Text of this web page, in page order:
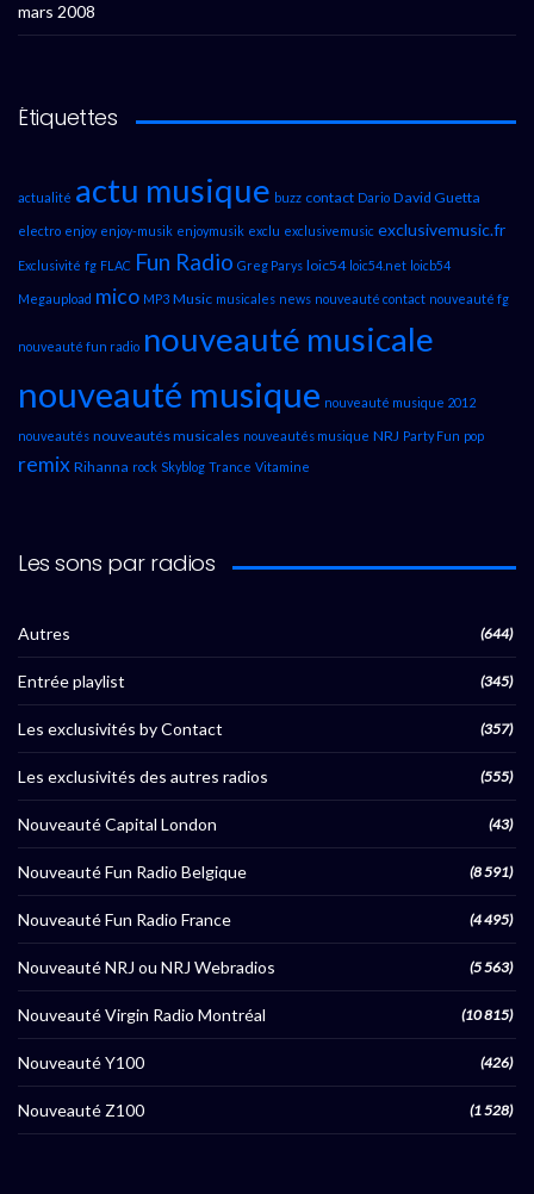
mars 2008
Étiquettes
actualité actu musique buzz contact Dario David Guetta
electro enjoy enjoy-musik enjoymusik exclu exclusivemusic exclusivemusic.fr
Exclusivité fg FLAC Fun Radio Greg Parys loic54 loic54.net loicb54
Megaupload mico MP3 Music musicales news nouveauté contact nouveauté fg
nouveauté fun radio nouveauté musicale
nouveauté musique nouveauté musique 2012
nouveautés nouveautés musicales nouveautés musique NRJ Party Fun pop
remix Rihanna rock Skyblog Trance Vitamine
Les sons par radios
Autres (644)
Entrée playlist (345)
Les exclusivités by Contact (357)
Les exclusivités des autres radios (555)
Nouveauté Capital London (43)
Nouveauté Fun Radio Belgique (8 591)
Nouveauté Fun Radio France (4 495)
Nouveauté NRJ ou NRJ Webradios (5 563)
Nouveauté Virgin Radio Montréal (10 815)
Nouveauté Y100 (426)
Nouveauté Z100 (1 528)